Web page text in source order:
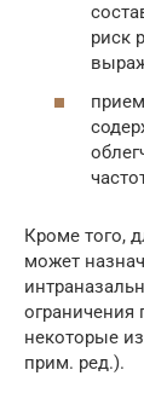
риск
Кроме того,
может
ограничения
некоторые
прим. ред.).